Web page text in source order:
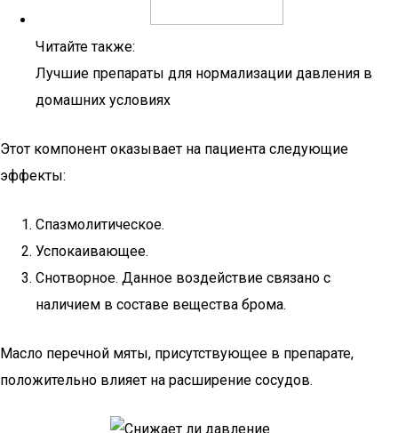
Читайте также:
Лучшие препараты для нормализации давления в
домашних условиях
Этот компонент оказывает на пациента следующие
эффекты:
Спазмолитическое.
Успокаивающее.
Снотворное. Данное воздействие связано с
наличием в составе вещества брома.
Масло перечной мяты, присутствующее в препарате,
положительно влияет на расширение сосудов.